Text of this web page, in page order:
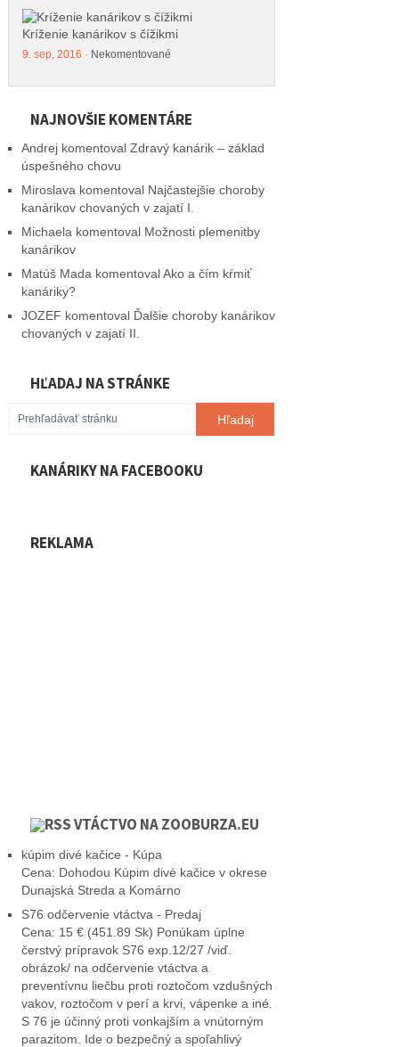
Kríženie kanárikov s čížikmi
9. sep, 2016 · Nekomentované
NAJNOVŠIE KOMENTÁRE
Andrejkomentoval Zdravý kanárik – základ
úspešného chovu
Miroslava komentoval Najčastejšie choroby
kanárikov chovaných v zajatí I.
Michaela komentoval Možnosti plemenitby
kanárikov
Matúš Mada komentovalAko a čím kŕmiť
kanáriky?
JOZEF komentoval Ďalšie choroby kanárikov
chovaných v zajatí II.
HĽADAJ NA STRÁNKE
KANÁRIKY NA FACEBOOKU
REKLAMA
VTÁCTVO NA ZOOBURZA.EU
kúpim divé kačice - Kúpa
Cena: Dohodou Kúpim divé kačice v okrese
Dunajská Streda a Komárno
S76 odčervenie vtáctva - Predaj
Cena: 15 € (451.89 Sk) Ponúkam úplne
čerstvý prípravok S76 exp.12/27 /viď.
obrázok/ na odčervenie vtáctva a
preventívnu liečbu proti roztočom vzdušných
vakov, roztočom v perí a krvi, vápenke a iné.
S 76 je účinný proti vonkajším a vnútorným
parazitom. Ide o bezpečný a spoľahlivý